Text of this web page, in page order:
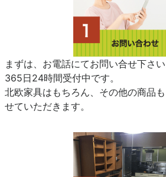
まずは、お電話にてお問い合せ下さい
365日24時間受付中です。
北欧家具はもちろん、その他の商品
せていただきます。